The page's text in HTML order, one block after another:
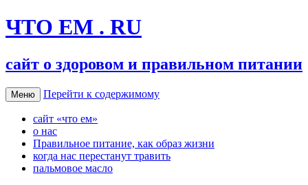
ЧТО ЕМ . RU
сайт о здоровом и правильном питании
Меню Перейти к содержимому
сайт «что ем»
о нас
Правильное питание, как образ жизни
когда нас перестанут травить
пальмовое масло